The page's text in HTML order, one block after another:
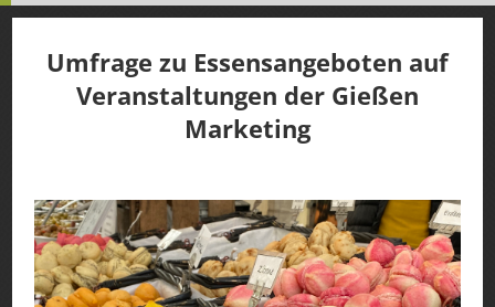
Umfrage zu Essensangeboten auf
Veranstaltungen der Gießen
Marketing